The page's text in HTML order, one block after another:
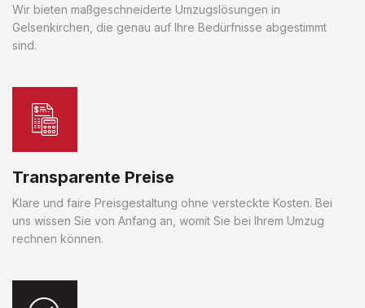
Wir bieten maßgeschneiderte Umzugslösungen in
Gelsenkirchen, die genau auf Ihre Bedürfnisse abgestimmt
sind.
Transparente Preise
Klare und faire Preisgestaltung ohne versteckte Kosten. Bei
uns wissen Sie von Anfang an, womit Sie bei Ihrem Umzug
rechnen können.